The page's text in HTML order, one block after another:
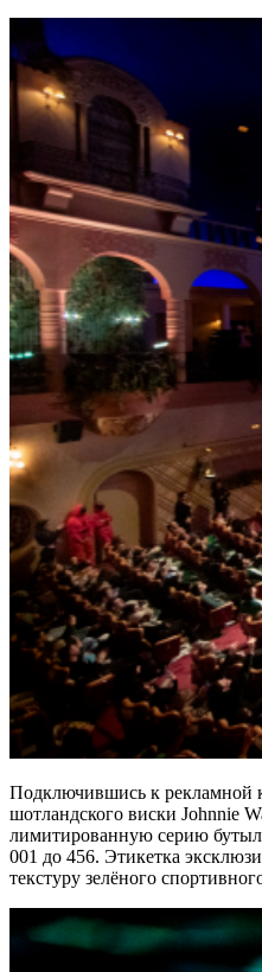
Подключившись к рекламной
шотландского виски Johnnie
лимитированную серию
001 до 456. Этикетка
текстуру зелёного